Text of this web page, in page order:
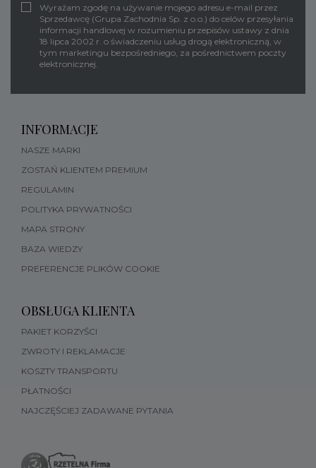
Wyrażam zgodę na używanie mojego adresu e-mail przez
Sprzedawcę (Grupa Zachodnia Sp. z o.o.) do celów przesyłania
informacji handlowej w rozumieniu przepisów ustawy z dnia
18 lipca 2002 r. o świadczeniu usług drogą elektroniczną, w
tym marketingu bezpośredniego, za pośrednictwem poczty
elektronicznej.
INFORMACJE
NASZE MARKI
ZOSTAŃ KLIENTEM PREMIUM
REGULAMIN
POLITYKA PRYWATNOŚCI
MAPA STRONY
BAZA WIEDZY
PREFERENCJE PLIKÓW COOKIE
OBSŁUGA KLIENTA
PAKIET KORZYŚCI
ZWROTY I REKLAMACJE
KOSZTY TRANSPORTU
PŁATNOŚCI
NAJCZĘŚCIEJ ZADAWANE PYTANIA